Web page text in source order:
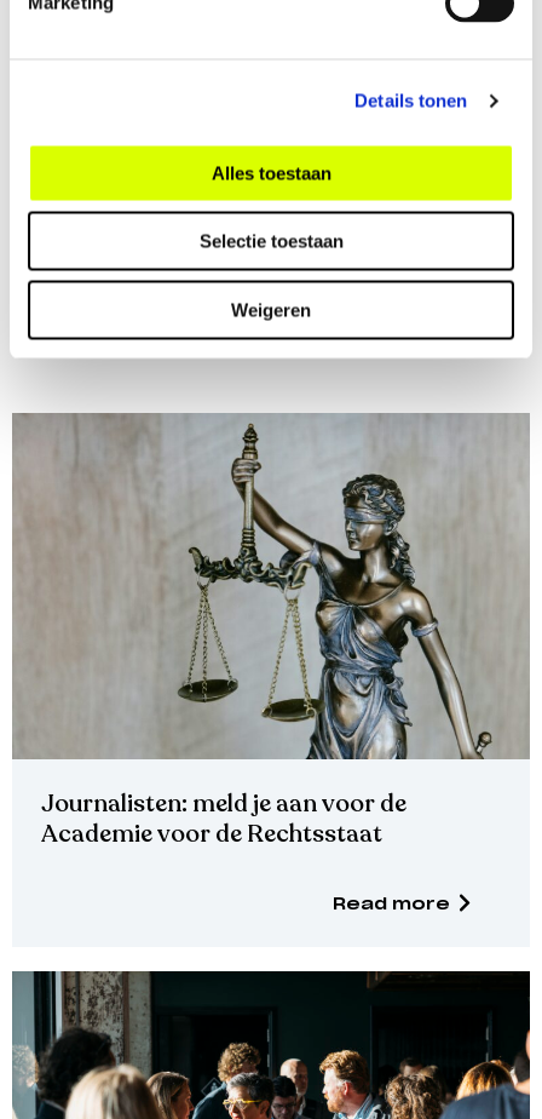
Details tonen
Alles toestaan
Selectie toestaan
Weigeren
Meer nieuws
Journalisten: meld je aan voor de
Academie voor de Rechtsstaat
Read more